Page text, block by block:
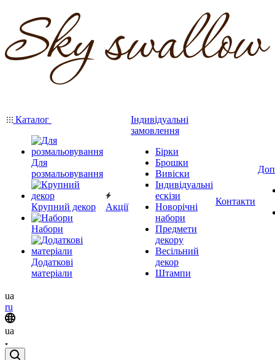
Каталог
Для
розмальовування
Крупний декор
Набори
Додаткові
матеріали
Акції
Індивідуальні
замовлення
Бірки
Брошки
Вивіски
Індивідуальні
ескізи
Новорічні
набори
Предмети
декору
Весільний
декор
Штампи
Контакти
ua
ru
ua